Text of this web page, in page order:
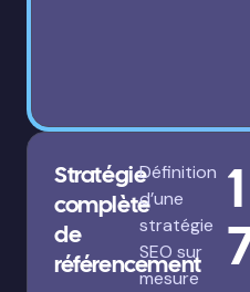
Stratégie
complète
de
référencement
Définition
d’une
stratégie
SEO sur
mesure
1